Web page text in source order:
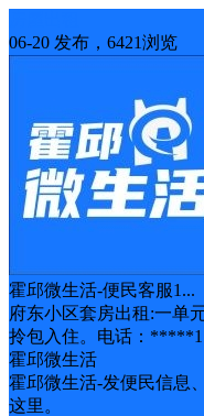
06-20 发布，6421浏览
霍邱微生活-便民客服1...
府东小区套房出租:一单
拎包入住。电话：
霍邱微生活
霍邱微生活-发便民信息
这里。